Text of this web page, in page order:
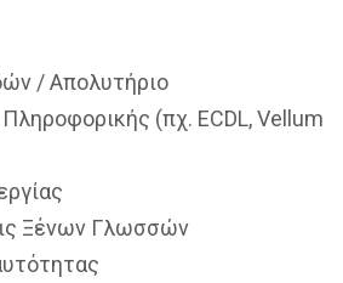
/ Απολυτήριο
(πχ. ECDL, Vellum
Ξένων Γλωσσών